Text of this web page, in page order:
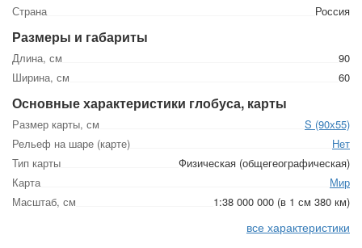
Страна
Россия
Размеры и габариты
Длина, см
90
Ширина, см
60
Основные характеристики глобуса, карты
Размер карты, см
S (90х55)
Рельеф на шаре (карте)
Нет
Тип карты
Физическая (общегеографическая)
Карта
Мир
Масштаб, см
1:38 000 000 (в 1 см 380 км)
все характеристики